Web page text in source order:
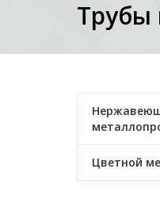
Трубы
Цветной